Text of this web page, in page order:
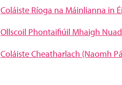
Coláiste Ríoga na Máinlianna in
Ollscoil Phontaifiúil Mhaigh Nuad
Coláiste Cheatharlach (Naomh